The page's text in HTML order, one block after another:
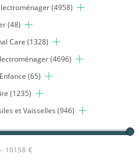
(4958)
(48)
Care (1328)
(4696)
(65)
(1235)
et Vaisselles (946)
10158 €